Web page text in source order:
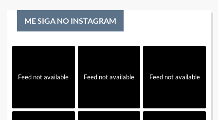
ME SIGA NO INSTAGRAM
Feed not available Feed not available Feed not available